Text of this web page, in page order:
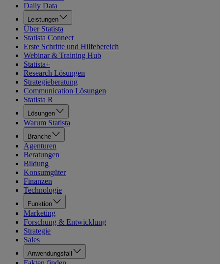
Daily Data
Leistungen
Über Statista
Statista Connect
Erste Schritte und Hilfebereich
Webinar & Training Hub
Statista+
Research Lösungen
Strategieberatung
Communication Lösungen
Statista R
Lösungen
Warum Statista
Branche
Agenturen
Beratungen
Bildung
Konsumgüter
Finanzen
Technologie
Funktion
Marketing
Forschung & Entwicklung
Strategie
Sales
Anwendungsfall